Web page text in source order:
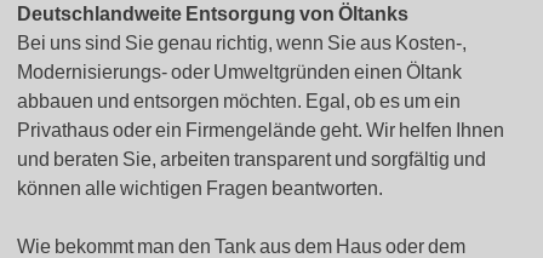
Deutschlandweite Entsorgung von Öltanks
Bei uns sind Sie genau richtig, wenn Sie aus Kosten-,
Modernisierungs- oder Umweltgründen einen Öltank
abbauen und entsorgen möchten. Egal, ob es um ein
Privathaus oder ein Firmengelände geht. Wir helfen Ihnen
und beraten Sie, arbeiten transparent und sorgfältig und
können alle wichtigen Fragen beantworten.
Wie bekommt man den Tank aus dem Haus oder dem